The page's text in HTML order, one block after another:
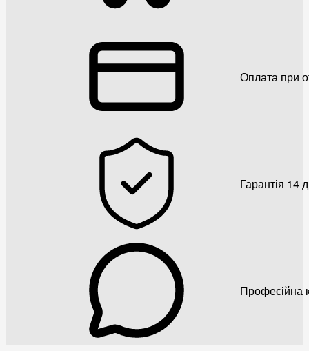
Оплата при
Гарантія 14
Професійна